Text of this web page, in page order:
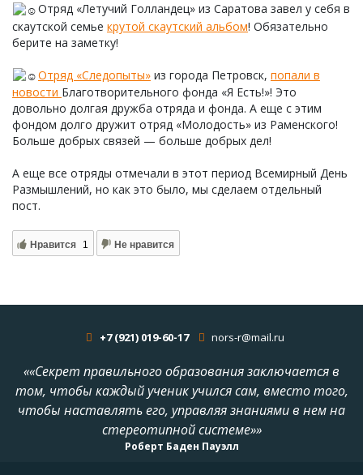
Отряд «Летучий Голландец» из Саратова завел у себя в
скаутской семье крутой скаутский альбом! Обязательно
берите на заметку!
Oтряд «Следопыты»из города Петровск, попали в
новости Благотворительного фонда «Я Есть!»! Это
довольно долгая дружба отряда и фонда. А еще с этим
фондом долго дружит отряд «Молодость» из Раменского!
Больше добрых связей — больше добрых дел!
А еще все отряды отмечали в этот период Всемирный День
Размышлений, но как это было, мы сделаем отдельный
пост.
Нравится 1 Не нравится
+7 (921) 019-60-17 nors-r@mail.ru
««Секрет правильного образования заключается в
том, чтобы каждый ученик учился сам, вместо того,
чтобы наставлять его, управляя знаниями в нем на
стереотипной системе»»
Роберт Баден Пауэлл